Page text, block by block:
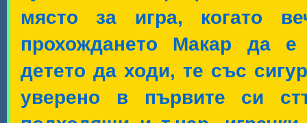
място за игра, когато
прохождането Макар да е
детето да ходи, те със
уверено в първите си